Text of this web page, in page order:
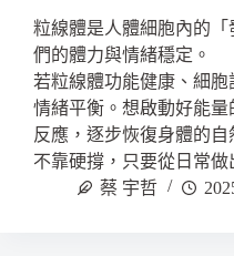
粒線體是人體細胞內的
們的體力與情緒穩定。
若粒線體功能健康、細胞
情緒平衡。想啟動好能
反應，逐步恢復身體的自
不靠硬撐，只要從日常
蔡 宇哲